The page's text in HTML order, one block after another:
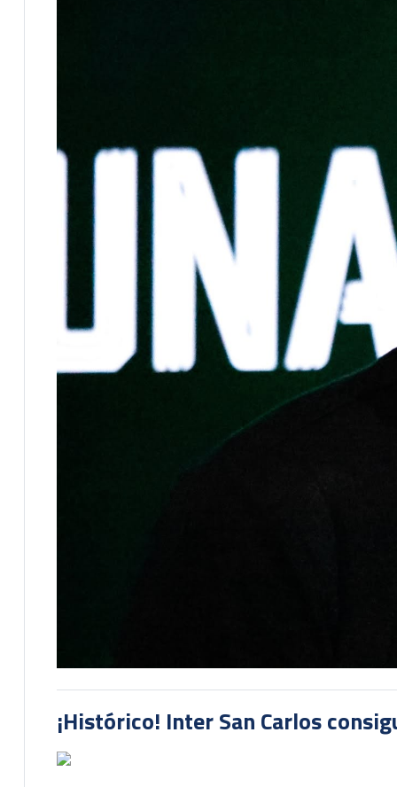
¡Histórico! Inter San Carlos